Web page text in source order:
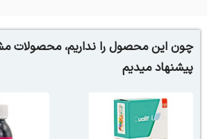
چون این محصول را نداریم، محصولات
پیشنهاد میدیم